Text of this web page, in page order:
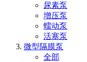
尿素泵
增压泵
蠕动泵
活塞泵
微型隔膜泵
全部